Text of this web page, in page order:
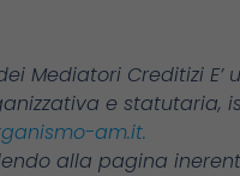
Mediatori Creditizi E’
e statutaria,
am.it.
alla pagina